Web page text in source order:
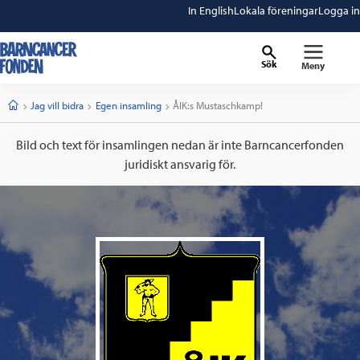
In EnglishLokala föreningarLogga in
Sök Meny
StartJag vill bidra Egen insamling Current:
ÅIK:s Mustaschkamp!
Bild och text för insamlingen nedan är inte Barncancerfonden
juridiskt ansvarig för.